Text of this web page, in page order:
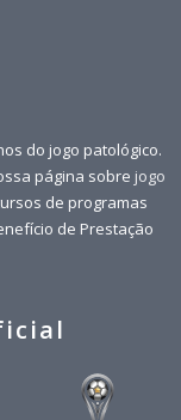
do jogo patológico.
página sobre jogo
de programas
de Prestação